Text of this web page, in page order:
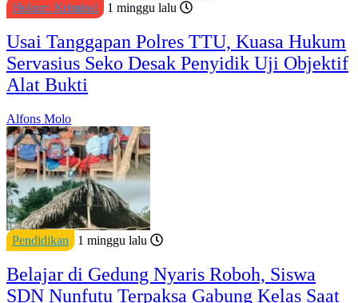
Hukum Kriminal 1 minggu lalu
Usai Tanggapan Polres TTU, Kuasa Hukum
Servasius Seko Desak Penyidik Uji Objektif
Alat Bukti
Alfons Molo
Pendidikan 1 minggu lalu
Belajar di Gedung Nyaris Roboh, Siswa
SDN Nunfutu Terpaksa Gabung Kelas Saat